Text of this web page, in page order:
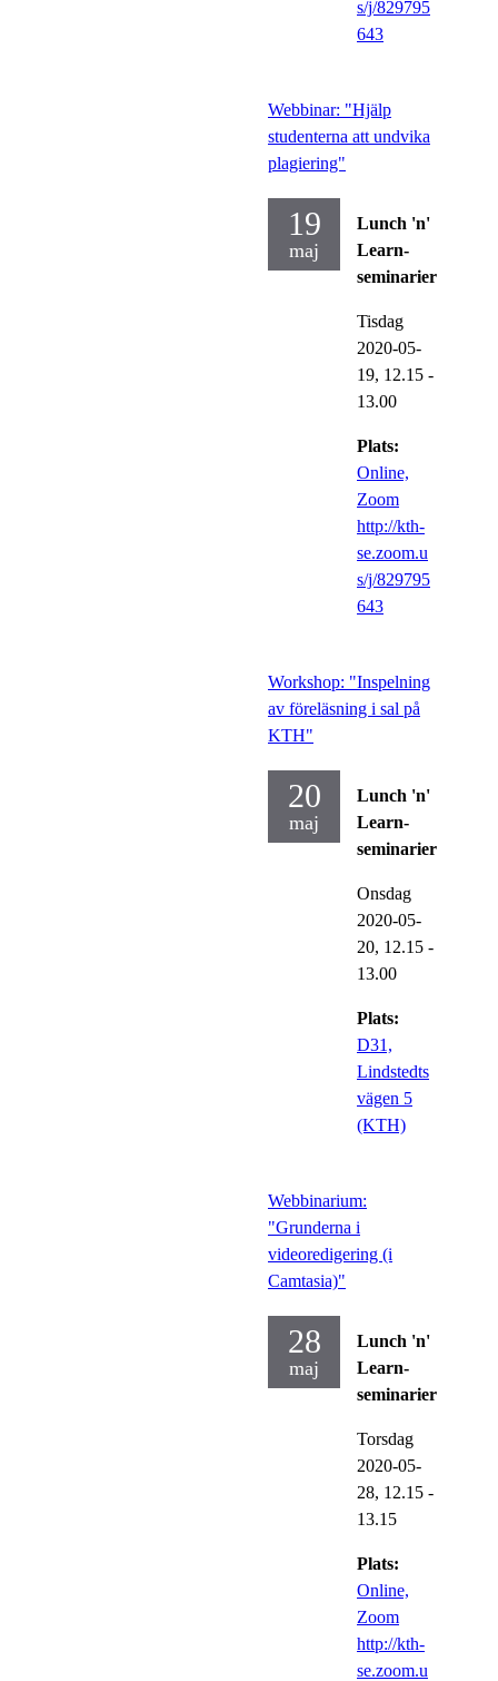
s/j/829795
643
Webbinar: "Hjälp
studenterna att undvika
plagiering"
19
maj
Lunch 'n'
Learn-
seminarier
Tisdag
2020-05-
19, 12.15 -
13.00
Plats:
Online,
Zoom
http://kth-
se.zoom.u
s/j/829795
643
Workshop: "Inspelning
av föreläsning i sal på
KTH"
20
maj
Lunch 'n'
Learn-
seminarier
Onsdag
2020-05-
20, 12.15 -
13.00
Plats:
D31,
Lindstedts
vägen 5
(KTH)
Webbinarium:
"Grunderna i
videoredigering (i
Camtasia)"
28
maj
Lunch 'n'
Learn-
seminarier
Torsdag
2020-05-
28, 12.15 -
13.15
Plats:
Online,
Zoom
http://kth-
se.zoom.u